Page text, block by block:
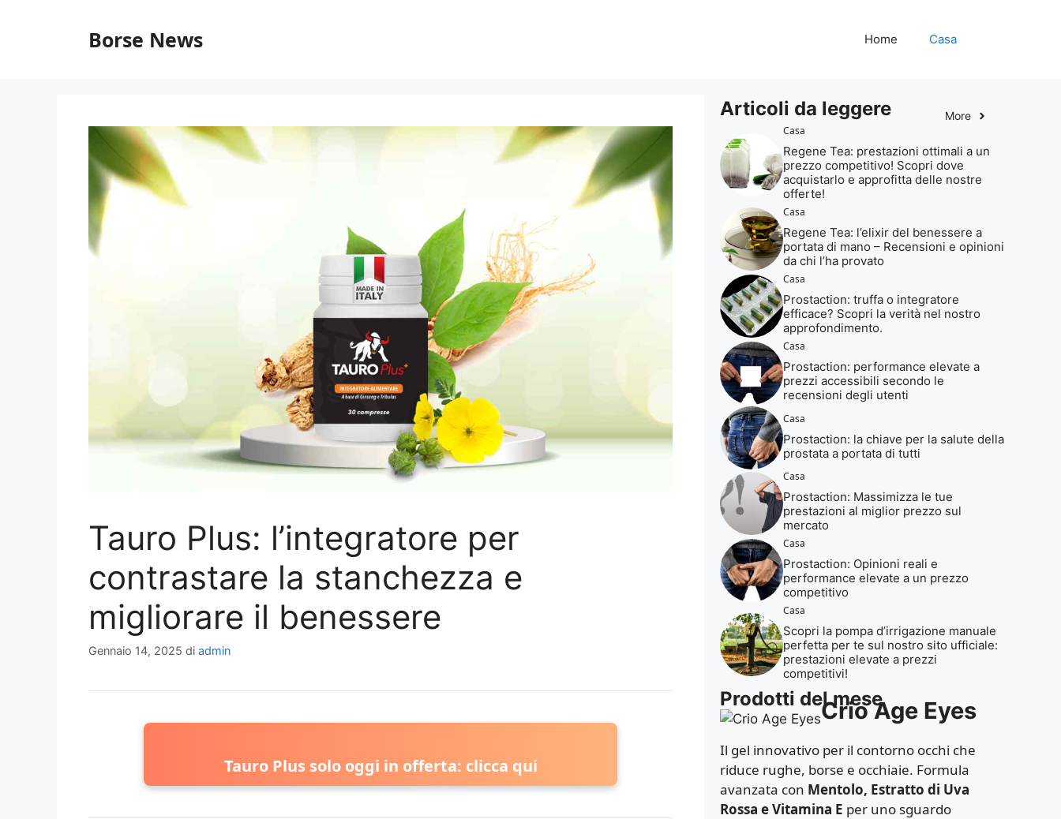
Borse News Home Casa
Tauro Plus: l’integratore per
contrastare la stanchezza e
migliorare il benessere
Gennaio 14, 2025 di admin
Tauro Plus solo oggi in offerta: clicca qui
Articoli da leggere
More
Casa
Regene Tea: prestazioni ottimali a un
prezzo competitivo! Scopri dove
acquistarlo e approfitta delle nostre
offerte!
Casa
Regene Tea: l’elixir del benessere a
portata di mano – Recensioni e opinioni
da chi l’ha provato
Casa
Prostaction: truffa o integratore
efficace? Scopri la verità nel nostro
approfondimento.
Casa
Prostaction: performance elevate a
prezzi accessibili secondo le
recensioni degli utenti
Casa
Prostaction: la chiave per la salute della
prostata a portata di tutti
Casa
Prostaction: Massimizza le tue
prestazioni al miglior prezzo sul
mercato
Casa
Prostaction: Opinioni reali e
performance elevate a un prezzo
competitivo
Casa
Scopri la pompa d’irrigazione manuale
perfetta per te sul nostro sito ufficiale:
prestazioni elevate a prezzi
competitivi!
Prodotti del meseCrio Age Eyes
Il gel innovativo per il contorno occhi che
riduce rughe, borse e occhiaie. Formula
avanzata con Mentolo, Estratto di Uva
Rossa e Vitamina E per uno sguardo